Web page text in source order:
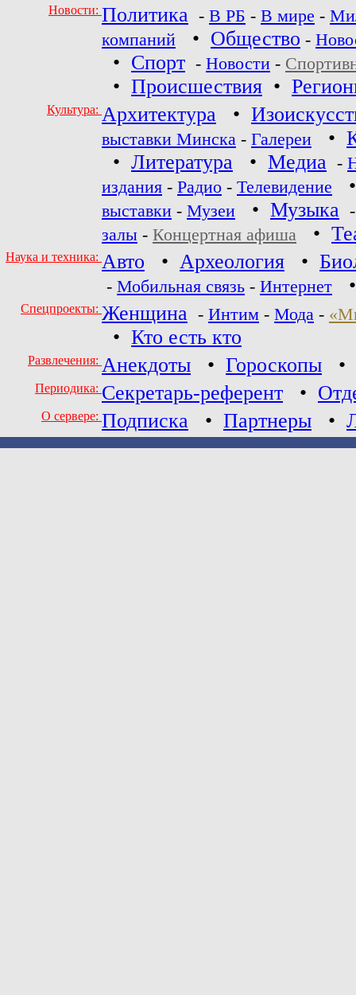
Новости: Политика - В РБ - В мире -
компаний
• Общество -
• Спорт - Новости -
• Происшествия •
Культура: Архитектура •
выставки Минска - Галереи •
• Литература • Медиа -
издания - Радио - Телевидение
выставки - Музеи • Музыка
залы - Концертная афиша •
Наука и техника: Авто • Археология •
- Мобильная связь - Интернет
Спецпроекты: Женщина - Интим - Мода -
• Кто есть кто
Развлечения: Анекдоты • Гороскопы •
Периодика: Секретарь-референт •
О сервере: Подписка • Партнеры •